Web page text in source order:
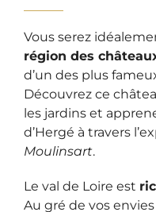
Vous serez
région des
d’un des plus
Découvrez ce
les jardins et
d’Hergé à travers
Moulinsart.
Le val de Loire est
Au gré de vos